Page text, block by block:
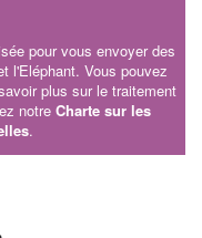
pour vous envoyer des
l'Eléphant. Vous pouvez
plus sur le traitement
notre Charte sur les
.